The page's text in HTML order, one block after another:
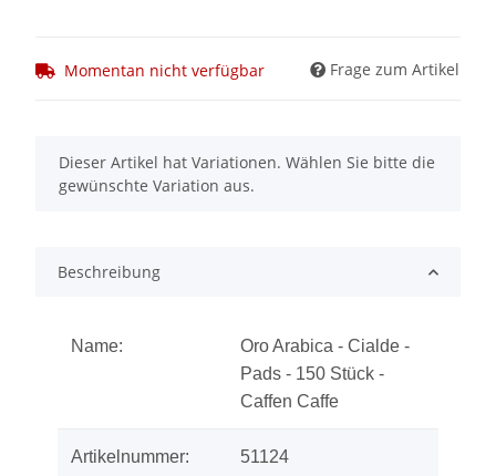
Momentan nicht verfügbar Frage zum Artikel
x
Dieser Artikel hat Variationen. Wählen Sie bitte die
gewünschte Variation aus.
Beschreibung
Name:
Oro Arabica - Cialde -
Pads - 150 Stück -
Caffen Caffe
Artikelnummer: 51124